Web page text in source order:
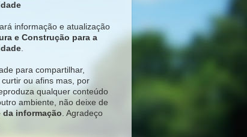
informação e atualização
e Construção para a
.
para compartilhar,
ou afins mas, por
qualquer conteúdo
ambiente, não deixe de
informação. Agradeço